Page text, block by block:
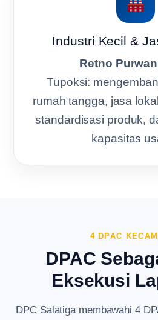
Industri Kecil &
Retno
Tupoksi:
rumah tangga, jasa
standardisasi produk,
kapasitas
4 DPAC
DPAC
Eksekusi
DPC Salatiga membawahi 4